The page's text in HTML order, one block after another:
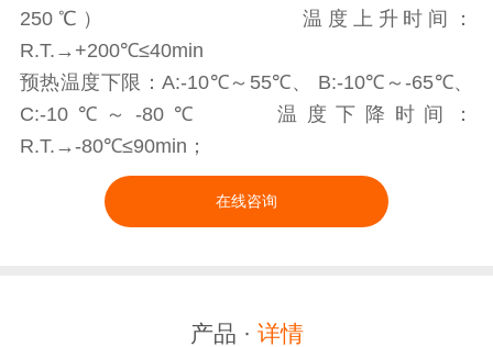
250℃） 温度上升时间：
R.T.→+200℃≤40min
预热温度下限：A:-10℃～55℃、 B:-10℃～-65℃、
C:-10℃～-80℃ 温度下降时间：
R.T.→-80℃≤90min；
在线咨询
产品 · 详情